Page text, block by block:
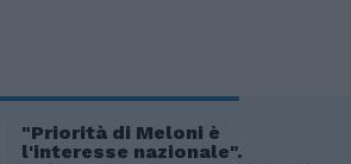
"Priorità di Meloni è
l'interesse nazionale".